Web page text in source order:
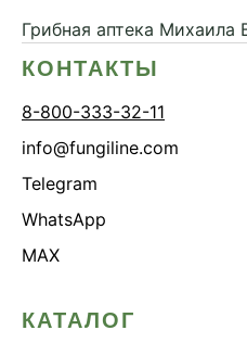
Грибная аптека Михаила
КОНТАКТЫ
8-800-333-32-11
info@fungiline.com
Telegram
WhatsApp
MAX
КАТАЛОГ